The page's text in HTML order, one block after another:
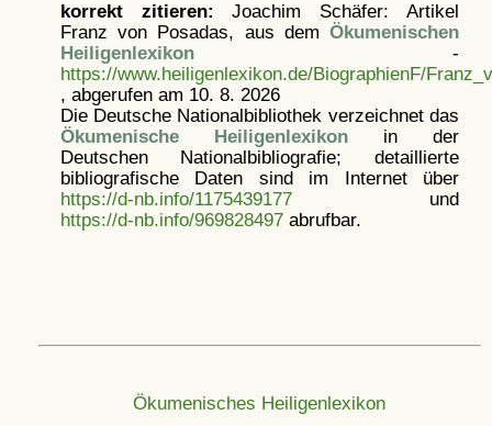
korrekt zitieren: Joachim Schäfer: Artikel
Franz von Posadas, aus dem Ökumenischen
Heiligenlexikon-
https://www.heiligenlexikon.de/BiographienF/
, abgerufen am 10. 8. 2026
Die Deutsche Nationalbibliothek verzeichnet das
Ökumenische Heiligenlexikonin der
Deutschen Nationalbibliografie; detaillierte
bibliografische Daten sind im Internet über
https://d-nb.info/1175439177und
https://d-nb.info/969828497abrufbar.
Ökumenisches Heiligenlexikon